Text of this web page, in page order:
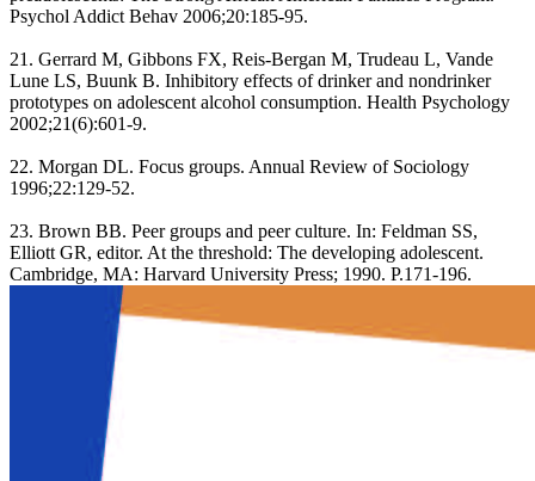
Psychol Addict Behav 2006;20:185-95.
21. Gerrard M, Gibbons FX, Reis-Bergan M, Trudeau L, Vande
Lune LS, Buunk B. Inhibitory effects of drinker and nondrinker
prototypes on adolescent alcohol consumption. Health Psychology
2002;21(6):601-9.
22. Morgan DL. Focus groups. Annual Review of Sociology
1996;22:129-52.
23. Brown BB. Peer groups and peer culture. In: Feldman SS,
Elliott GR, editor. At the threshold: The developing adolescent.
Cambridge, MA: Harvard University Press; 1990. P.171-196.